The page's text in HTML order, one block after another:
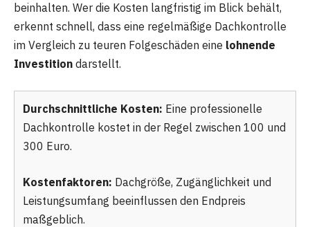
beinhalten. Wer die Kosten langfristig im Blick behält,
erkennt schnell, dass eine regelmäßige Dachkontrolle
im Vergleich zu teuren Folgeschäden eine lohnende
Investition darstellt.
Durchschnittliche Kosten: Eine professionelle
Dachkontrolle kostet in der Regel zwischen 100 und
300 Euro.
Kostenfaktoren: Dachgröße, Zugänglichkeit und
Leistungsumfang beeinflussen den Endpreis
maßgeblich.